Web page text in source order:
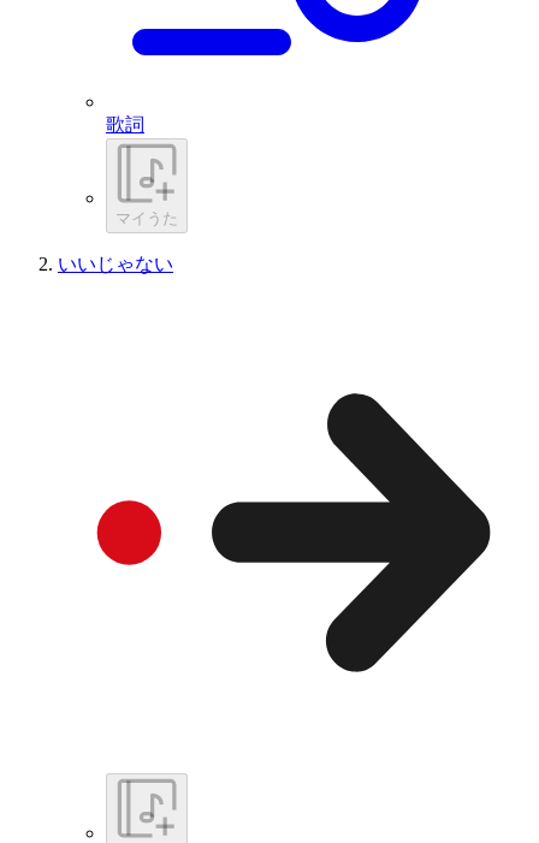
歌詞
マイうた
いいじゃない